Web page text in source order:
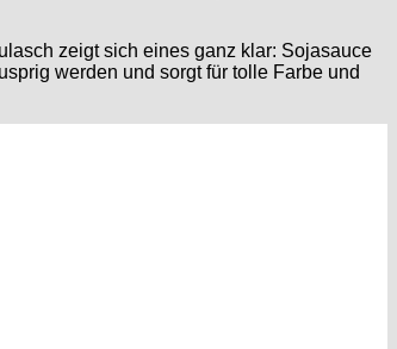
zeigt sich eines ganz klar: Sojasauce
werden und sorgt für tolle Farbe und